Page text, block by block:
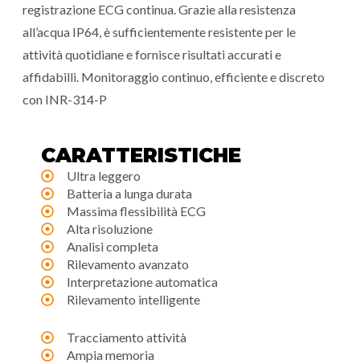
registrazione ECG continua. Grazie alla resistenza
all’acqua IP64, è sufficientemente resistente per le
attività quotidiane e fornisce risultati accurati e
affidabilli. Monitoraggio continuo, efficiente e discreto
con INR-314-P
CARATTERISTICHE
Ultra leggero
Batteria a lunga durata
Massima flessibilità ECG
Alta risoluzione
Analisi completa
Rilevamento avanzato
Interpretazione automatica
Rilevamento intelligente
Tracciamento attività
Ampia memoria